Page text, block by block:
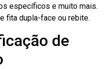
específicos e muito mais.
fita dupla-face ou rebite.
de